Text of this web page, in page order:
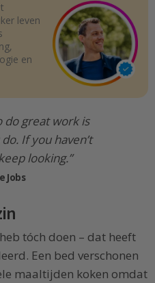
leven
en
do great work is
If you haven’t
looking.”
Jobs
tóch doen – dat heeft
Een bed verschonen
maaltijden koken omdat